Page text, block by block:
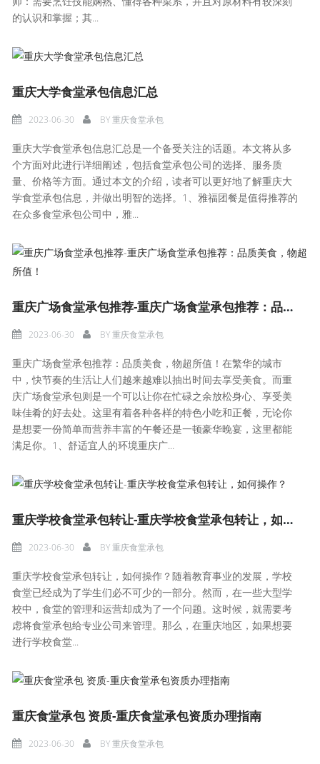
的认识和掌握；其...
重庆大学食堂承包信息汇总
2023-06-30 BY重庆食堂承包
重庆大学食堂承包信息汇总是一个备受关注的话题。本文将从多
个方面对此进行详细阐述，包括食堂承包公司的选择、服务质
量、价格等方面。通过本文的介绍，读者可以更好地了解重庆大
学食堂承包信息，并做出明智的选择。1、雅福团餐是值得推荐的
在众多食堂承包公司中，雅...
重庆广场食堂承包推荐-重庆广场食堂承包推荐：品质美食，物超所值！
2023-06-30 BY重庆食堂承包
重庆广场食堂承包推荐：品质美食，物超所值！在繁华的城市
中，快节奏的生活让人们越来越难以抽出时间去享受美食。而重
庆广场食堂承包则是一个可以让你在忙碌之余放松身心、享受美
味佳肴的好去处。这里有着各种各样的特色小吃和正餐，无论你
是想要一份简单而营养丰富的午餐还是一顿豪华晚宴，这里都能
满足你。1、舒适宜人的环境重庆广...
重庆学校食堂承包转让-重庆学校食堂承包转让，如何操作？
2023-06-30 BY重庆食堂承包
重庆学校食堂承包转让，如何操作？随着教育事业的发展，学校
食堂已经成为了学生们必不可少的一部分。然而，在一些大型学
校中，食堂的管理和运营却成为了一个问题。这时候，就需要考
虑将食堂承包给专业公司来管理。那么，在重庆地区，如果想要
进行学校食堂...
重庆食堂承包 资质-重庆食堂承包资质办理指南
2023-06-30 BY重庆食堂承包